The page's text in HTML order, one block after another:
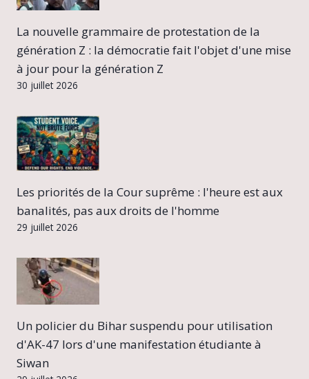
La nouvelle grammaire de protestation de la
génération Z : la démocratie fait l'objet d'une mise
à jour pour la génération Z
30 juillet 2026
Les priorités de la Cour suprême : l'heure est aux
banalités, pas aux droits de l'homme
29 juillet 2026
Un policier du Bihar suspendu pour utilisation
d'AK-47 lors d'une manifestation étudiante à
Siwan